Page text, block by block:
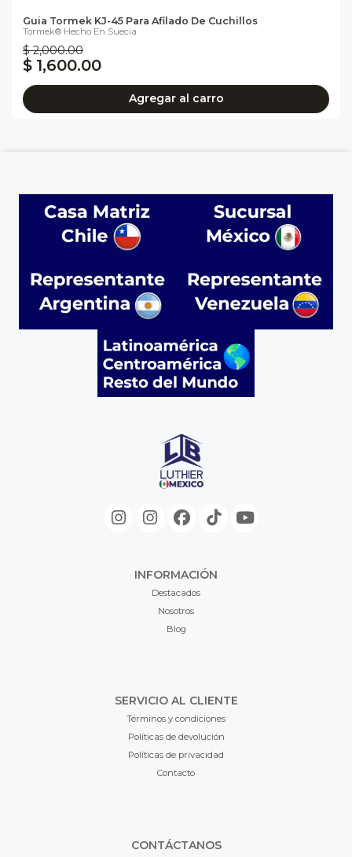
Guia Tormek KJ-45 Para Afilado De Cuchillos
Tormek® Hecho En Suecia
$ 2,000.00
$ 1,600.00
Agregar al carro
INFORMACIÓN
Destacados
Nosotros
Blog
SERVICIO AL CLIENTE
Términos y condiciones
Políticas de devolución
Políticas de privacidad
Contacto
CONTÁCTANOS